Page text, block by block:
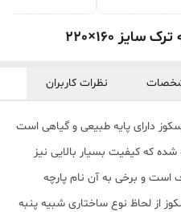
نظرات کاربران
دارای پایه طبیعی و گیاهی است
شده که کیفیت بسیار بالایی نیز
است و برخی به آن نام پارچه
از لحاظ نوع ساختاری شبیه پنبه